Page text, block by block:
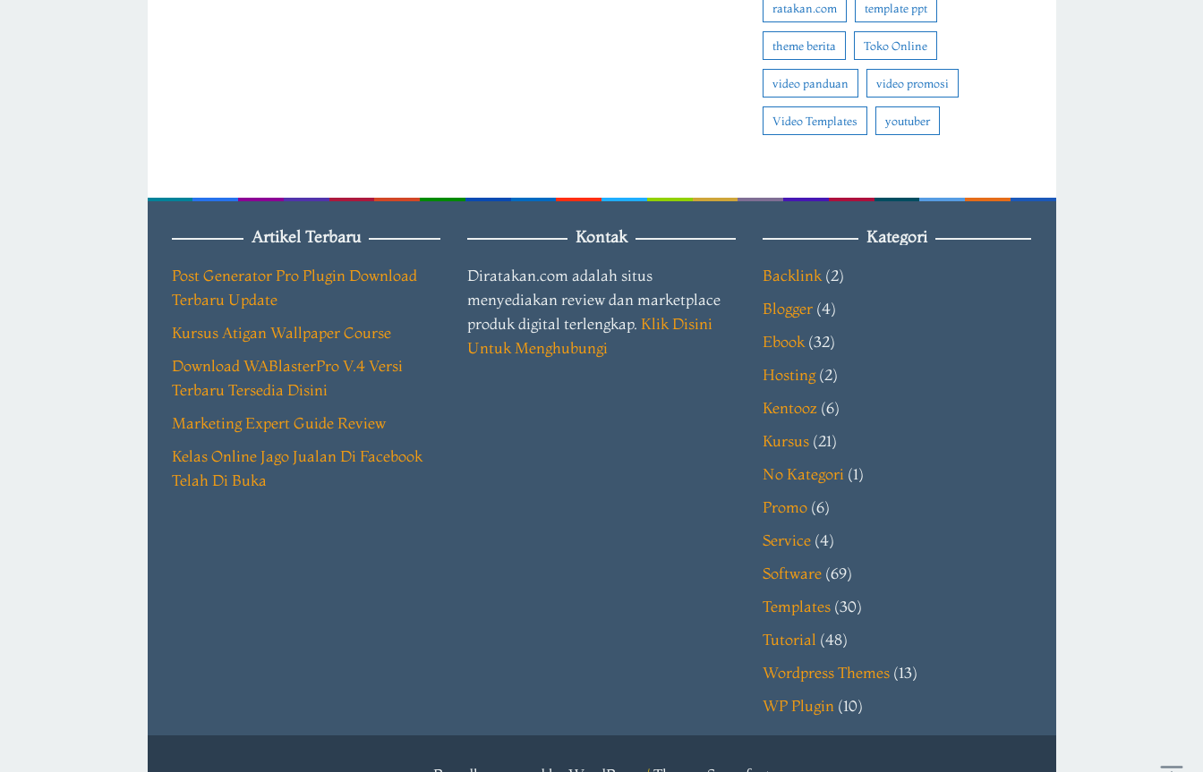
ratakan.com template ppt
theme berita Toko Online
video panduan video promosi
Video Templates youtuber
Artikel Terbaru
Post Generator Pro Plugin Download
Terbaru Update
Kursus Atigan Wallpaper Course
Download WABlasterPro V.4 Versi
Terbaru Tersedia Disini
Marketing Expert Guide Review
Kelas Online Jago Jualan Di Facebook
Telah Di Buka
Kontak
Diratakan.com adalah situs
menyediakan review dan marketplace
produk digital terlengkap. Klik Disini
Untuk Menghubungi
Kategori
Backlink (2)
Blogger (4)
Ebook (32)
Hosting(2)
Kentooz (6)
Kursus (21)
No Kategori (1)
Promo (6)
Service (4)
Software (69)
Templates (30)
Tutorial (48)
Wordpress Themes (13)
WP Plugin (10)